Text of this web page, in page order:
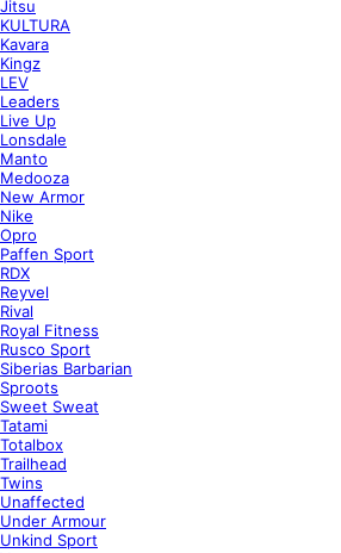
Jitsu
KULTURA
Kavara
Kingz
LEV
Leaders
Live Up
Lonsdale
Manto
Medooza
New Armor
Nike
Opro
Paffen Sport
RDX
Reyvel
Rival
Royal Fitness
Rusco Sport
Siberias Barbarian
Sproots
Sweet Sweat
Tatami
Totalbox
Trailhead
Twins
Unaffected
Under Armour
Unkind Sport